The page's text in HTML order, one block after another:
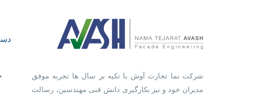
شرکت نما تجارت آوش با تکیه بر سال ها تجربه موفق
مدیران خود و نیز بکارگیری دانش فنی مهندسین، رسالت